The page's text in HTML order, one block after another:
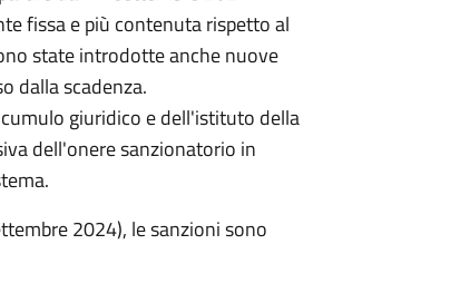
fissa e più contenuta rispetto al
state introdotte anche nuove
dalla scadenza.
giuridico e dell'istituto della
dell'onere sanzionatorio in
2024), le sanzioni sono